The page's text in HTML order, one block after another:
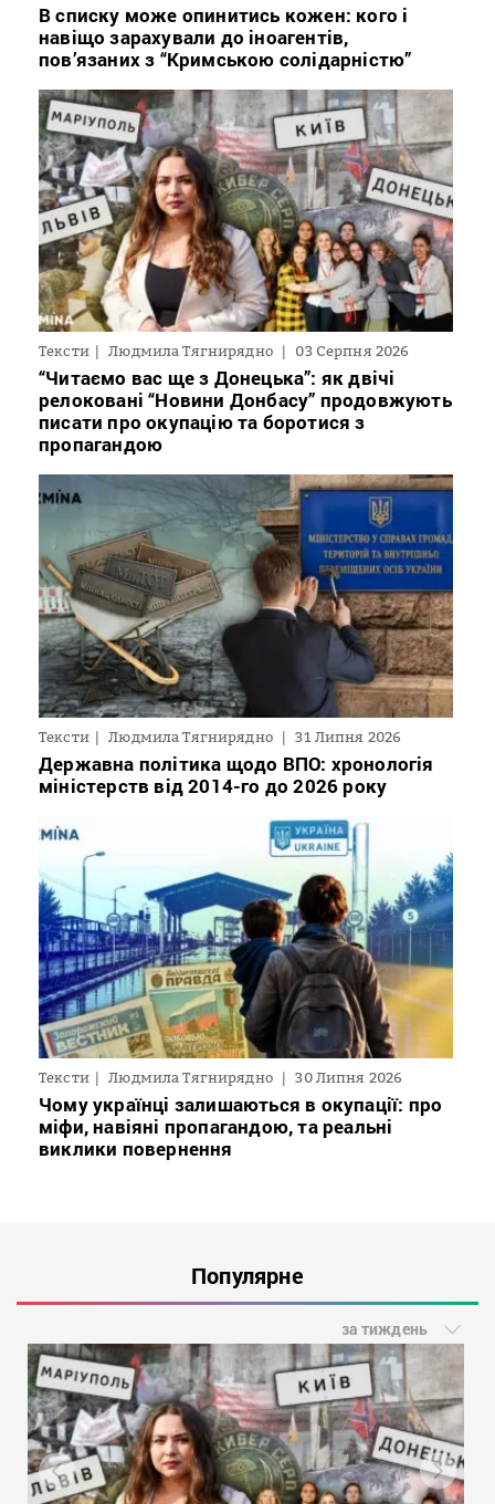
В списку може опинитись кожен: кого і
навіщо зарахували до іноагентів,
пов’язаних з “Кримською солідарністю”
Тексти Людмила Тягнирядно 03 Серпня 2026
“Читаємо вас ще з Донецька”: як двічі
релоковані “Новини Донбасу” продовжують
писати про окупацію та боротися з
пропагандою
Тексти Людмила Тягнирядно 31 Липня 2026
Державна політика щодо ВПО: хронологія
міністерств від 2014-го до 2026 року
Тексти Людмила Тягнирядно 30 Липня 2026
Чому українці залишаються в окупації: про
міфи, навіяні пропагандою, та реальні
виклики повернення
Популярне
за тиждень